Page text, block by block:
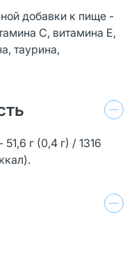
добавки к пище -
С, витамина Е,
таурина,
г (0,4 г) / 1316